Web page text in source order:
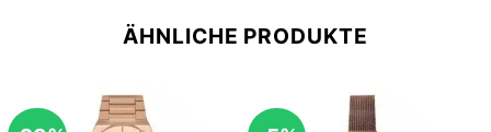
ÄHNLICHE PRODUKTE